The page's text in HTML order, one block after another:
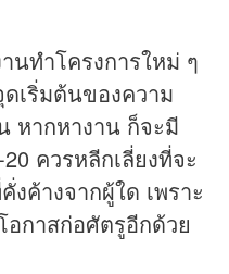
นทำโครงการใหม่ ๆ
เริ่มต้นของความ
หากหางาน ก็จะมี
ควรหลีกเลี่ยงที่จะ
ค้างจากผู้ใด เพราะ
กาสก่อศัตรูอีกด้วย